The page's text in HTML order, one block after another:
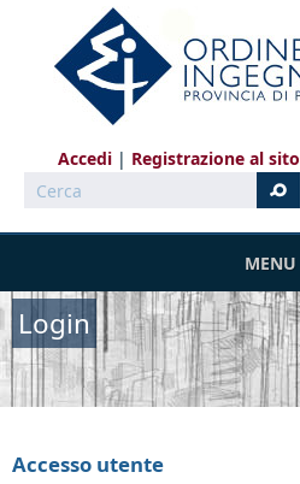
Salta al contenuto principale
Accedi
Registrazione al sito
Cerca
MENU
Login
Accesso utente